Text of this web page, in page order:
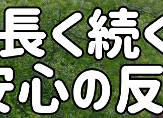
結婚相談所に来る人は、
特別な人ではありません
2026.07.17
人生の
一緒に